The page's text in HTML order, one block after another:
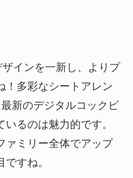
インを一新し、よりプ
！多彩なシートアレン
新のデジタルコックピ
るのは魅力的です。
ァミリー全体でアップ
すね。